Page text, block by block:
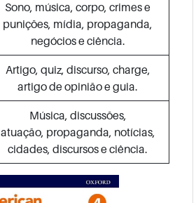
Sono, música, corpo, crimes e
punições, mídia, propaganda,
negócios e ciência.
Artigo, quiz, discurso, charge,
artigo de opinião e guia.
Música, discussões,
atuação, propaganda, notícias,
cidades, discursos e ciência.